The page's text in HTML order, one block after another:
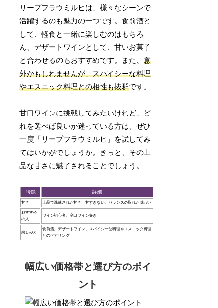
リープフラウミルヒは、様々なシーンで
活躍するのも魅力の一つです。食前酒と
して、軽食と一緒に楽しむのはもちろ
ん、デザートワインとして、甘いお菓子
と合わせるのもおすすめです。また、意
外かもしれませんが、スパイシーな料理
やエスニック料理との相性も抜群です。
甘口ワインに挑戦してみたいけれど、ど
れを選べば良いか迷っている方は、ぜひ
一度「リープフラウミルヒ」を試してみ
てはいかがでしょうか。きっと、その上
品な甘さに魅了されることでしょう。
特徴 詳細
甘さ 上品で洗練された甘さ、甘すぎない、バランスの取れた味わい
おすすめ
の人
ワイン初心者、辛口ワイン好き
楽しみ方
食前酒、デザートワイン、スパイシーな料理やエスニック料理
とのペアリング
幅広い価格帯と選び方のポイ
ント